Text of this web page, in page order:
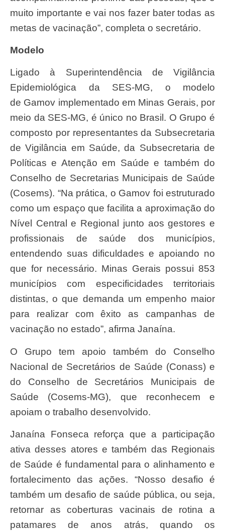
muito importante e vai nos fazer bater todas as
metas de vacinação”, completa o secretário.
Modelo
Ligado à Superintendência de Vigilância
Epidemiológica da SES-MG, o modelo
de Gamov implementado em Minas Gerais, por
meio da SES-MG, é único no Brasil. O Grupo é
composto por representantes da Subsecretaria
de Vigilância em Saúde, da Subsecretaria de
Políticas e Atenção em Saúde e também do
Conselho de Secretarias Municipais de Saúde
(Cosems). “Na prática, o Gamov foi estruturado
como um espaço que facilita a aproximação do
Nível Central e Regional junto aos gestores e
profissionais de saúde dos municípios,
entendendo suas dificuldades e apoiando no
que for necessário. Minas Gerais possui 853
municípios com especificidades territoriais
distintas, o que demanda um empenho maior
para realizar com êxito as campanhas de
vacinação no estado”, afirma Janaína.
O Grupo tem apoio também do Conselho
Nacional de Secretários de Saúde (Conass) e
do Conselho de Secretários Municipais de
Saúde (Cosems-MG), que reconhecem e
apoiam o trabalho desenvolvido.
Janaína Fonseca reforça que a participação
ativa desses atores e também das Regionais
de Saúde é fundamental para o alinhamento e
fortalecimento das ações. “Nosso desafio é
também um desafio de saúde pública, ou seja,
retornar as coberturas vacinais de rotina a
patamares de anos atrás, quando os